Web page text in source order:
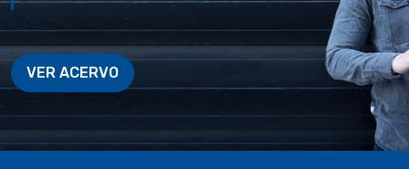
VER ACERVO